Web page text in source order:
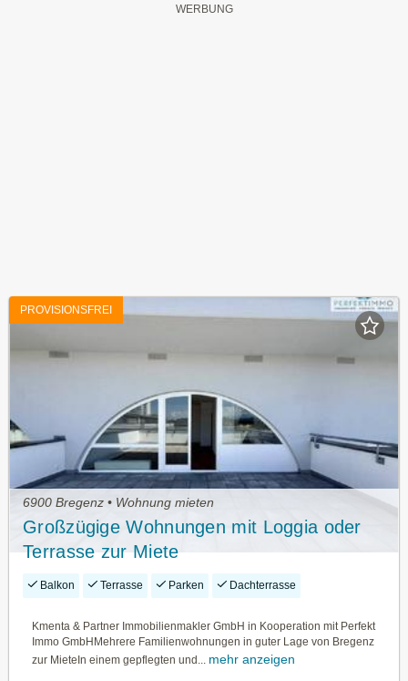
PROVISIONSFREI
6900 Bregenz • Wohnung mieten
Großzügige Wohnungen mit Loggia oder
Terrasse zur Miete
Balkon Terrasse Parken Dachterrasse
Kmenta & Partner Immobilienmakler GmbH in Kooperation mit Perfekt
Immo GmbHMehrere Familienwohnungen in guter Lage von Bregenz
zur MieteIn einem gepflegten und...
mehr anzeigen